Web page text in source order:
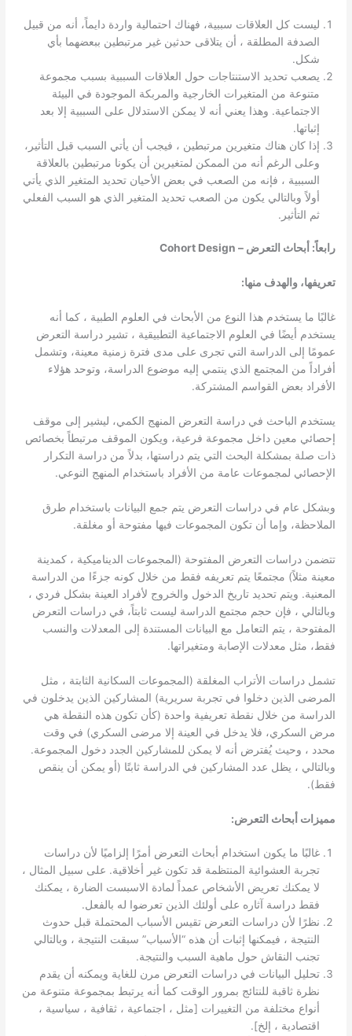
ليست كل العلاقات سببية، فهناك احتمالية واردة دايماً، أنه من قبيل
الصدفة المطلقة ، أن يتلاقى حدثين غير مرتبطين ببعضهما بأي
شكل.
يصعب تحديد الاستنتاجات حول العلاقات السببية بسبب مجموعة
متنوعة من المتغيرات الخارجية والمربكة الموجودة في البيئة
الاجتماعية. وهذا يعني أنه لا يمكن الاستدلال على السببية إلا بعد
إثباتها.
إذا كان هناك متغيرين مرتبطين ، فيجب أن يأتي السبب قبل التأثير،
وعلى الرغم أنه من الممكن لمتغيرين أن يكونا مرتبطين بالعلاقة
السببية ، فإنه من الصعب في بعض الأحيان تحديد المتغير الذي يأتي
أولاً وبالتالي يكون من الصعب تحديد المتغير الذي هو السبب الفعلي
ثم التأثير.
رابعاً: أبحاث التعرض – Cohort Design
تعريفها، والهدف منها:
غالبًا ما يستخدم هذا النوع من الأبحاث في العلوم الطبية ، كما أنه
يستخدم أيضًا في العلوم الاجتماعية التطبيقية ، تشير دراسة التعرض
عمومًا إلى الدراسة التي تجرى على مدى فترة زمنية معينة، وتشمل
أفراداً من المجتمع الذي ينتمي إليه موضوع الدراسة، وتوحد هؤلاء
الأفراد بعض القواسم المشتركة.
يستخدم الباحث في دراسة التعرض المنهج الكمي، ليشير إلى موقف
إحصائي معين داخل مجموعة فرعية، ويكون الموقف مرتبطاً بخصائص
ذات صلة بمشكلة البحث التي يتم دراستها، بدلاً من دراسة التكرار
الإحصائي لمجموعات عامة من الأفراد باستخدام المنهج النوعي.
وبشكل عام في دراسات التعرض يتم جمع البيانات باستخدام طرق
الملاحظة، وإما أن تكون المجموعات فيها مفتوحة أو مغلقة.
تتضمن دراسات التعرض المفتوحة (المجموعات الديناميكية ، كمدينة
معينة مثلاً) مجتمعًا يتم تعريفه فقط من خلال كونه جزءًا من الدراسة
المعنية. ويتم تحديد تاريخ الدخول والخروج لأفراد العينة بشكل فردي ،
وبالتالي ، فإن حجم مجتمع الدراسة ليست ثابتاً، في دراسات التعرض
المفتوحة ، يتم التعامل مع البيانات المستندة إلى المعدلات والنسب
فقط، مثل معدلات الإصابة ومتغيراتها.
تشمل دراسات الأتراب المغلقة (المجموعات السكانية الثابتة ، مثل
المرضى الذين دخلوا في تجربة سريرية) المشاركين الذين يدخلون في
الدراسة من خلال نقطة تعريفية واحدة (كأن تكون هذه النقطة هي
مرض السكري، فلا يدخل في العينة إلا مرضى السكري) في وقت
محدد ، وحيث يُفترض أنه لا يمكن للمشاركين الجدد دخول المجموعة.
وبالتالي ، يظل عدد المشاركين في الدراسة ثابتًا (أو يمكن أن ينقص
فقط).
مميزات أبحاث التعرض:
غالبًا ما يكون استخدام أبحاث التعرض أمرًا إلزاميًا لأن دراسات
تجربة العشوائية المنتظمة قد تكون غير أخلاقية. على سبيل المثال ،
لا يمكنك تعريض الأشخاص عمداً لمادة الاسبست الضارة ، يمكنك
فقط دراسة آثاره على أولئك الذين تعرضوا له بالفعل.
نظرًا لأن دراسات التعرض تقيس الأسباب المحتملة قبل حدوث
النتيجة ، فيمكنها إثبات أن هذه “الأسباب” سبقت النتيجة ، وبالتالي
تجنب النقاش حول ماهية السبب والنتيجة.
تحليل البيانات في دراسات التعرض مرن للغاية ويمكنه أن يقدم
نظرة ثاقبة للنتائج بمرور الوقت كما أنه يرتبط بمجموعة متنوعة من
أنواع مختلفة من التغييرات [مثل ، اجتماعية ، ثقافية ، سياسية ،
اقتصادية ، إلخ].